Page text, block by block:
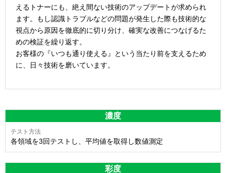
えるトナーにも、絶え間ない技術のアップデートが求められ
ます。もし認識トラブルなどの問題が発生した際も技術的な
視点から原因を徹底的に切り分け、確実な改善につなげるた
めの検証を繰り返す。
お客様の『いつも通り使える』という当たり前を支えるため
に、日々技術を磨いています。
濃度
各領域を3回テストし、平均値を取得し数値測定
彩度